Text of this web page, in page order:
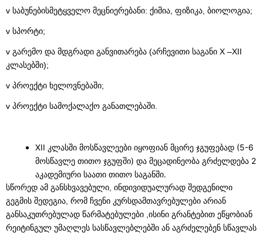
v საბუნებისმეტყველო მეცნიერებანი: ქიმია, ფიზიკა, ბიოლოგია;
v სპორტი;
v გარემო და მდგრადი განვითარება (არჩევითი საგანი X –XII
კლასებში);
v პროექტი ხელოვნებაში;
v პროექტი სამოქალაქო განათლებაში.
XII კლასში მოსწავლეები იყოფიან მცირე ჯგუფებად (5-6
მოსწავლე თითო ჯგუფში) და მეცადინეობა გრძელდება 2
აკადემიური საათი თითო საგანში.
სწორედ ამ განსხვავებული, ინდივიდუალურად შედგენილი
გეგმის შედეგია, რომ ჩვენი კურსდამთავრებულები არიან
განსაკუთრებულად წარმატებულები ,ისინი გრანტებით ეწყობიან
რეიტინგულ უმაღლეს სასწავლებლებში ან აგრძელებენ სწავლას